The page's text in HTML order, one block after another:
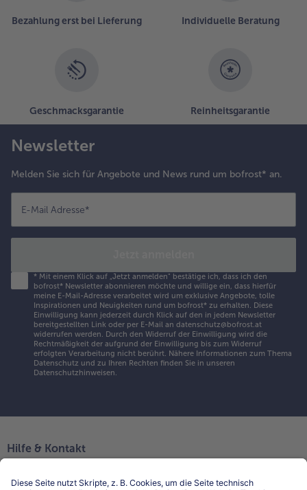
Bezahlung erst bei Lieferung Individuelle Beratung
Geschmacksgarantie Reinheitsgarantie
Newsletter
Melden Sie sich für Angebote und News rund um bofrost* an.
E-Mail Adresse*
* Mit einem Klick auf „Jetzt anmelden" bestätige ich, dass ich den
bofrost* Newsletter abonnieren möchte und willige ein, dass hierfür
meine E-Mail-Adresse verarbeitet wird um exklusive Angebote, tolle
Inspirationen und Neuigkeiten rund um bofrost* zu erhalten. Diese
Einwilligung kann jederzeit durch Klick auf den in jedem Newsletter
bereitgestellten Link oder per E-Mail an datenschutz@bofrost.at
widerrufen werden. Durch den Widerruf der Einwilligung wird die
Rechtmäßigkeit der aufgrund der Einwilligung bis zum Widerruf
erfolgten Verarbeitung nicht berührt. Nähere Informationen zum Thema
Datenschutz und zu Ihren Rechten finden Sie in unseren
Datenschutzhinweisen.
Hilfe & Kontakt